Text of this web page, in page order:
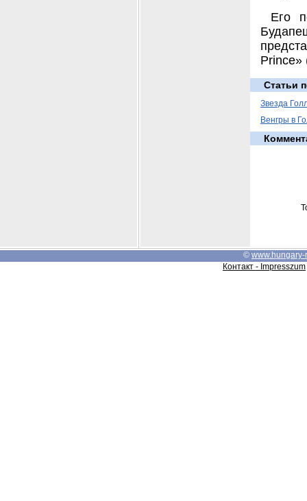
Его
Prince»
Статьи
Звезда
Венгры в
© www.hungary-
Контакт - Impresszum